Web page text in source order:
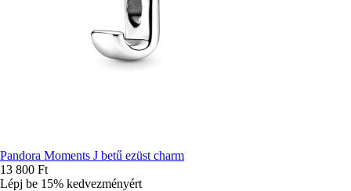
Pandora Moments J betű ezüst charm
13 800 Ft
Lépj be 15% kedvezményért